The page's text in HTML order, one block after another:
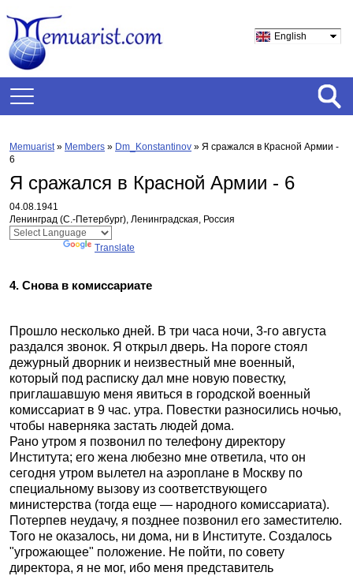
English
Memuarist» Members » Dm_Konstantinov » Я сражался в Красной Армии -
6
Я сражался в Красной Армии - 6
04.08.1941
Ленинград (С.-Петербург), Ленинградская, Россия
Translate
4. Снова в комиссариате
Прошло несколько дней. В три часа ночи, 3-го августа
раздался звонок. Я открыл дверь. На пороге стоял
дежурный дворник и неизвестный мне военный,
который под расписку дал мне новую повестку,
приглашавшую меня явиться в городской военный
комиссариат в 9 час. утра. Повестки разносились ночью,
чтобы наверняка застать людей дома.
Рано утром я позвонил по телефону директору
Института; его жена любезно мне ответила, что он
сегодня утром вылетел на аэроплане в Москву по
специальному вызову из соответствующего
министерства (тогда еще — народного комиссариата).
Потерпев неудачу, я позднее позвонил его заместителю.
Того не оказалось, ни дома, ни в Институте. Создалось
"угрожающее" положение. Не пойти, по совету
директора, я не мог, ибо меня представитель